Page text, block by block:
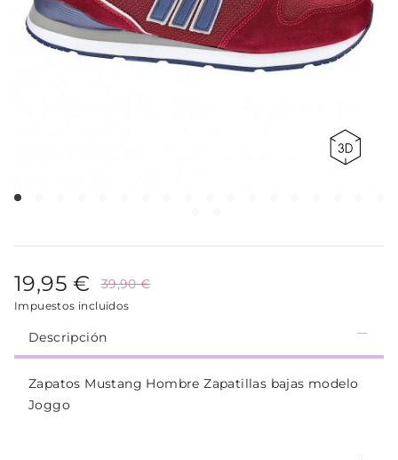
19,95 € 39,90 €
Impuestos incluidos
Descripción
Zapatos Mustang Hombre Zapatillas bajas modelo
Joggo